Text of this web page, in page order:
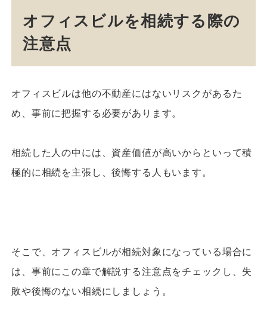
オフィスビルを相続する際の
注意点
オフィスビルは他の不動産にはないリスクがあるた
め、事前に把握する必要があります。
相続した人の中には、資産価値が高いからといって積
極的に相続を主張し、後悔する人もいます。
そこで、オフィスビルが相続対象になっている場合に
は、事前にこの章で解説する注意点をチェックし、失
敗や後悔のない相続にしましょう。